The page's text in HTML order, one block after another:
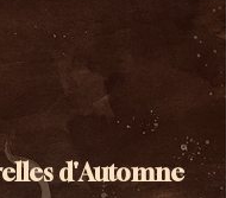
d'Automne